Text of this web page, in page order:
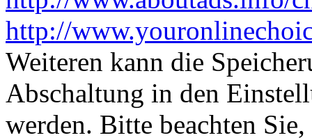
http://
Weiteren kann die
Abschaltung in den
werden. Bitte beachten